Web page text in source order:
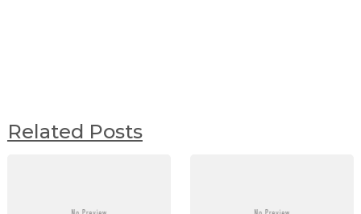
Related Posts